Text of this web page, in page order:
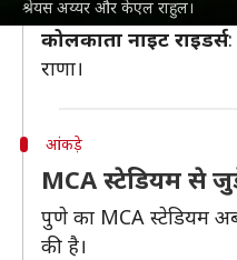
श्रेयस अय्यर और केएल राहुल।
और मोहसिन खान
कोलकाता नाइट राइडर्स
राणा।
आंकड़े
MCA स्टेडियम से
पुणे का MCA स्टेडियम
की है।